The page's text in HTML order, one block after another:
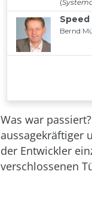
Was war
aussagekräftiger
der Entwickler
verschlossenen